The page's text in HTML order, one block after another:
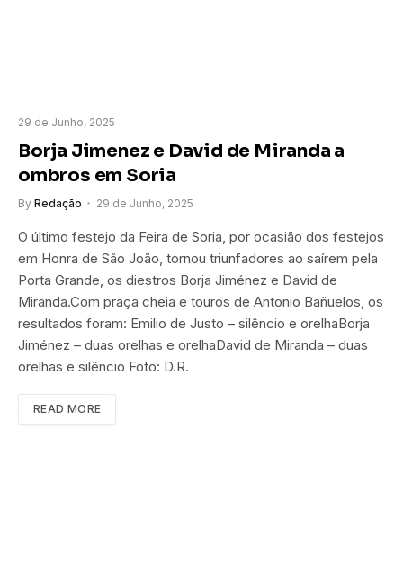
29 de Junho, 2025
Borja Jimenez e David de Miranda a
ombros em Soria
By Redação 29 de Junho, 2025
O último festejo da Feira de Soria, por ocasião dos festejos
em Honra de São João, tornou triunfadores ao saírem pela
Porta Grande, os diestros Borja Jiménez e David de
Miranda.Com praça cheia e touros de Antonio Bañuelos, os
resultados foram: Emilio de Justo – silêncio e orelhaBorja
Jiménez – duas orelhas e orelhaDavid de Miranda – duas
orelhas e silêncio Foto: D.R.
READ MORE